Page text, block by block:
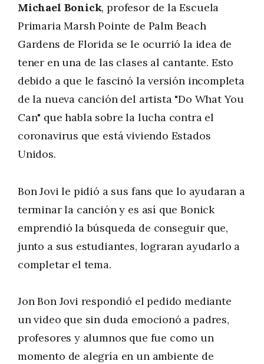
Michael Bonick, profesor de la Escuela
Primaria Marsh Pointe de Palm Beach
Gardens de Florida se le ocurrió la idea de
tener en una de las clases al cantante. Esto
debido a que le fascinó la versión incompleta
de la nueva canción del artista "Do What You
Can" que habla sobre la lucha contra el
coronavirus que está viviendo Estados
Unidos.
Bon Jovi le pidió a sus fans que lo ayudaran a
terminar la canción y es así que Bonick
emprendió la búsqueda de conseguir que,
junto a sus estudiantes, lograran ayudarlo a
completar el tema.
Jon Bon Jovi respondió el pedido mediante
un video que sin duda emocionó a padres,
profesores y alumnos que fue como un
momento de alegría en un ambiente de